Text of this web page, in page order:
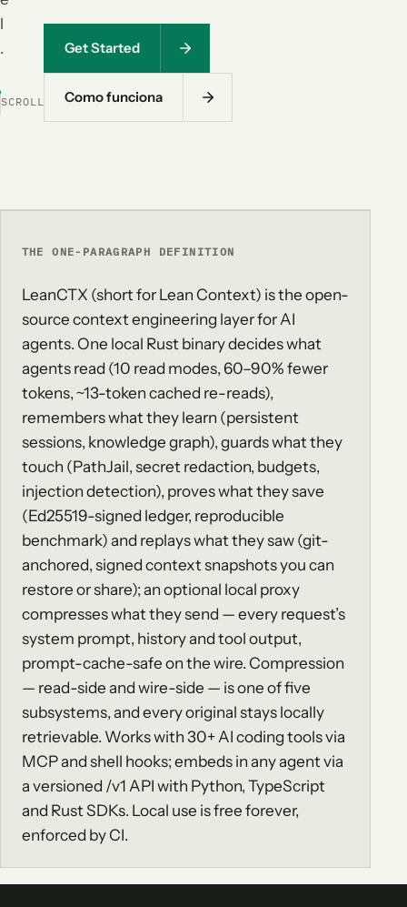
l
.
SCROLL
Get Started
Como funciona
THE ONE-PARAGRAPH DEFINITION
LeanCTX (short for Lean Context) is the open-
source context engineering layer for AI
agents. One local Rust binary decides what
agents read (10 read modes, 60–90% fewer
tokens, ~13-token cached re-reads),
remembers what they learn (persistent
sessions, knowledge graph), guards what they
touch (PathJail, secret redaction, budgets,
injection detection), proves what they save
(Ed25519-signed ledger, reproducible
benchmark) and replays what they saw (git-
anchored, signed context snapshots you can
restore or share); an optional local proxy
compresses what they send — every request’s
system prompt, history and tool output,
prompt-cache-safe on the wire. Compression
— read-side and wire-side — is one of five
subsystems, and every original stays locally
retrievable. Works with 30+ AI coding tools via
MCP and shell hooks; embeds in any agent via
a versioned /v1 API with Python, TypeScript
and Rust SDKs. Local use is free forever,
enforced by CI.